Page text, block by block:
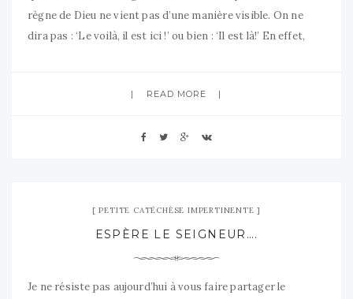
règne de Dieu ne vient pas d’une manière visible. On ne
dira pas : ‘Le voilà, il est ici !’ ou bien : ‘Il est là!’ En effet,
READ MORE
PETITE CATÉCHÈSE IMPERTINENTE
ESPÈRE LE SEIGNEUR….
Je ne résiste pas aujourd’hui à vous faire partager le